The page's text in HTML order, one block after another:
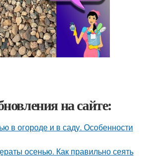
на сайте:
в огороде и в саду. Особенности
осенью. Как правильно сеять